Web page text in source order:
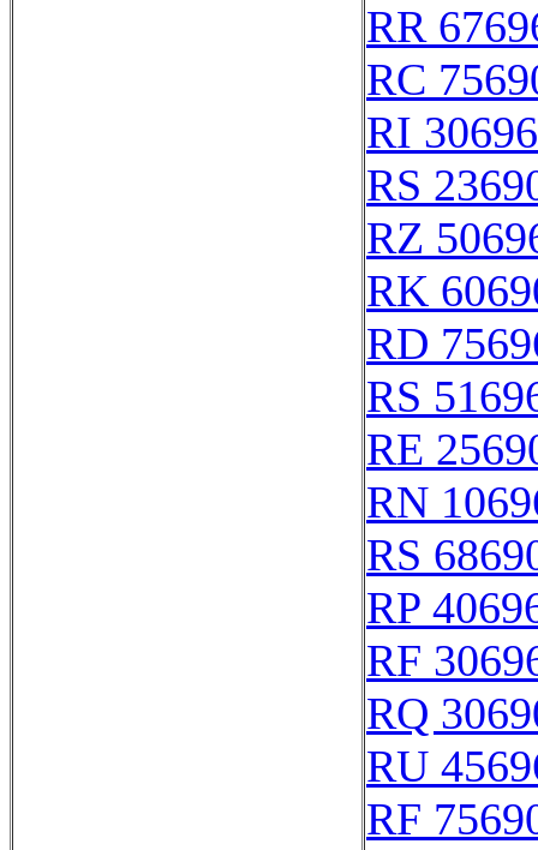
RR
RC
RI 30696
RS
RZ
RK
RD
RS
RE
RN
RS
RP
RF
RQ
RU
RF